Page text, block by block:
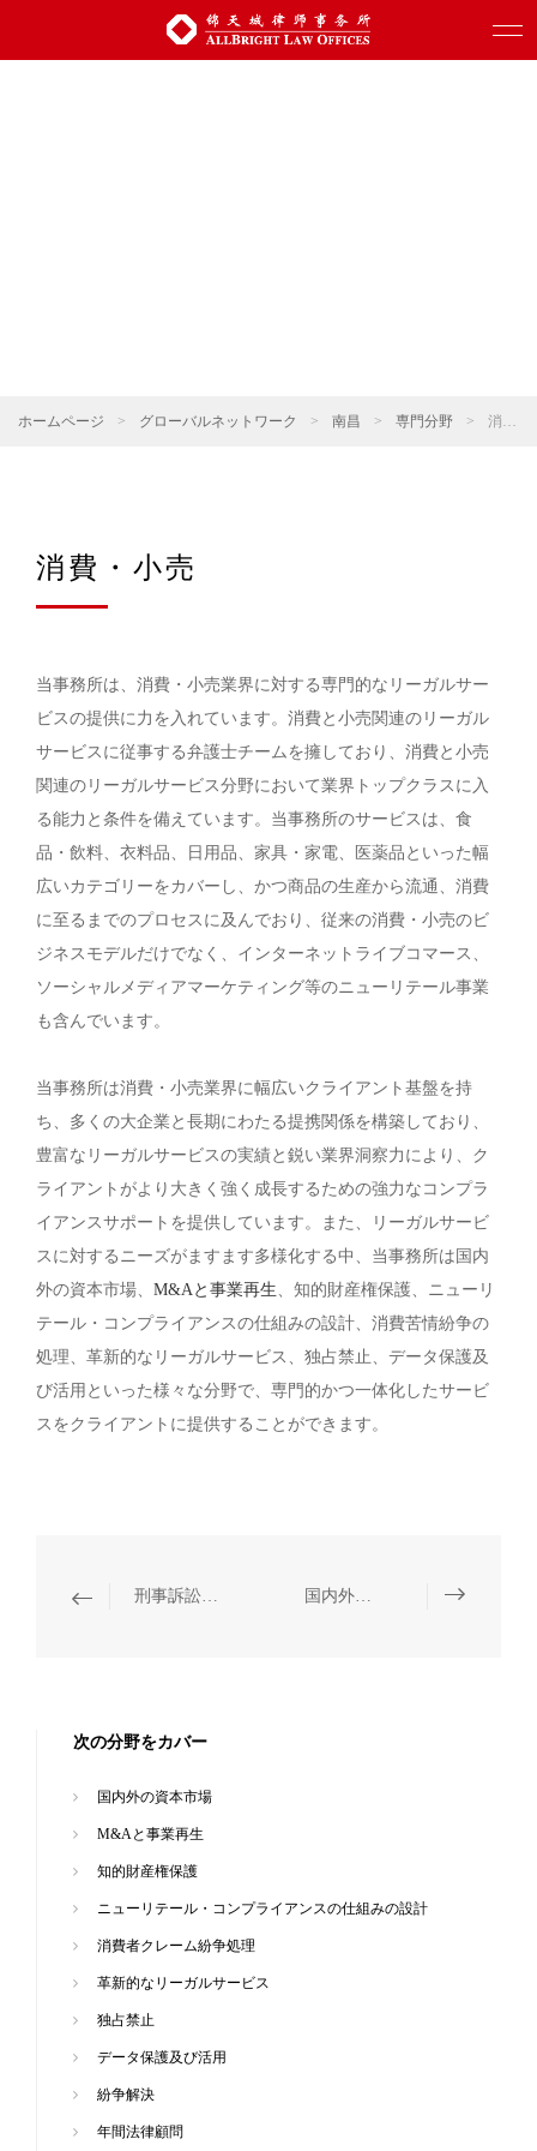
ホームページ > グローバルネットワーク > 南昌 > 専門分野 > 消費・小売
消費・小売
当事務所は、消費・小売業界に対する専門的なリーガルサー
ビスの提供に力を入れています。消費と小売関連のリーガル
サービスに従事する弁護士チームを擁しており、消費と小売
関連のリーガルサービス分野において業界トップクラスに入
る能力と条件を備えています。当事務所のサービスは、食
品・飲料、衣料品、日用品、家具・家電、医薬品といった幅
広いカテゴリーをカバーし、かつ商品の生産から流通、消費
に至るまでのプロセスに及んでおり、従来の消費・小売のビ
ジネスモデルだけでなく、インターネットライブコマース、
ソーシャルメディアマーケティング等のニューリテール事業
も含んでいます。
当事務所は消費・小売業界に幅広いクライアント基盤を持
ち、多くの大企業と長期にわたる提携関係を構築しており、
豊富なリーガルサービスの実績と鋭い業界洞察力により、ク
ライアントがより大きく強く成長するための強力なコンプラ
イアンスサポートを提供しています。また、リーガルサービ
スに対するニーズがますます多様化する中、当事務所は国内
外の資本市場、 M&Aと事業再生、知的財産権保護、ニューリ
テール・コンプライアンスの仕組みの設計、消費苦情紛争の
処理、革新的なリーガルサービス、独占禁止、データ保護及
び活用といった様々な分野で、専門的かつ一体化したサービ
スをクライアントに提供することができます。
刑事訴訟に関わる紛争 国内外の資本市場
次の分野をカバー
国内外の資本市場
M&Aと事業再生
知的財産権保護
ニューリテール・コンプライアンスの仕組みの設計
消費者クレーム紛争処理
革新的なリーガルサービス
独占禁止
データ保護及び活用
紛争解決
年間法律顧問